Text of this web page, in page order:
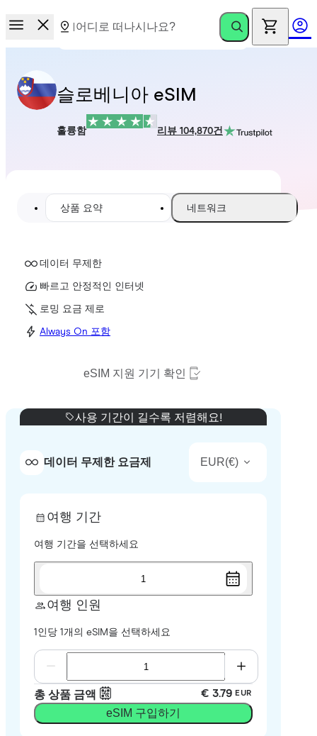
슬로베니아 eSIM
훌륭함 리뷰 104,870건
상품 요약 네트워크
데이터 무제한
빠르고 안정적인 인터넷
로밍 요금 제로
Always On 포함
eSIM 지원 기기 확인
사용 기간이 길수록 저렴해요!
데이터 무제한 요금제 EUR(€)
여행 기간
여행 기간을 선택하세요
1
여행 인원
1인당 1개의 eSIM을 선택하세요
총 상품 금액 € 3.79 EUR
eSIM 구입하기